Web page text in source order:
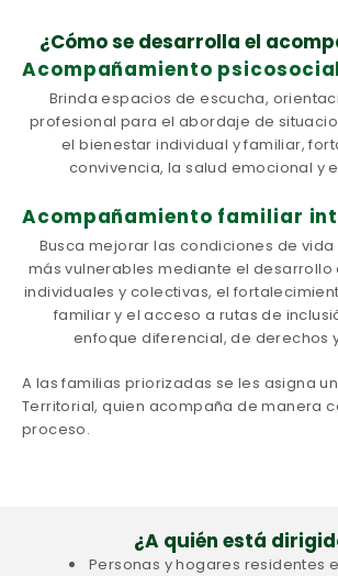
¿Cómo se desarrolla el
Acompañamiento psicosocial
Brinda espacios de escucha,
profesional para el abordaje de
el bienestar individual y familiar,
convivencia, la salud emocional y
Acompañamiento familiar
Busca mejorar las condiciones de
más vulnerables mediante el
individuales y colectivas, el
familiar y el acceso a rutas de
enfoque diferencial, de derechos
A las familias priorizadas se les asigna
Territorial, quien acompaña de manera
proceso.
¿A quién está
Personas y hogares residentes